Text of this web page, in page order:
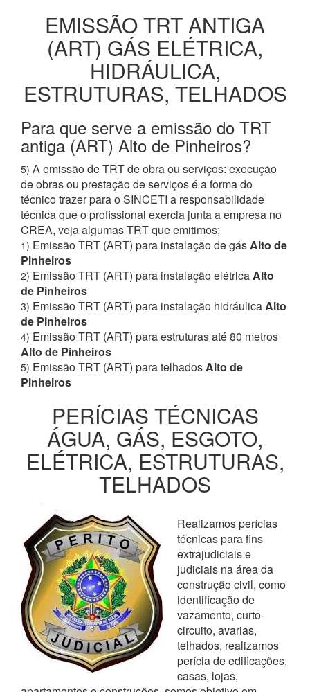
EMISSÃO TRT ANTIGA
(ART) GÁS ELÉTRICA,
HIDRÁULICA,
ESTRUTURAS, TELHADOS
Para que serve a emissão do TRT
antiga (ART) Alto de Pinheiros?
5) A emissão de TRT de obra ou serviços: execução
de obras ou prestação de serviços é a forma do
técnico trazer para o SINCETI a responsabilidade
técnica que o profissional exercia junta a empresa no
CREA, veja algumas TRT que emitimos;
1) Emissão TRT (ART) para instalação de gásAlto de
Pinheiros
2) Emissão TRT (ART) para instalação elétricaAlto
de Pinheiros
3) Emissão TRT (ART) para instalação hidráulicaAlto
de Pinheiros
4) Emissão TRT (ART) para estruturas até 80 metros
Alto de Pinheiros
5) Emissão TRT (ART) para telhadosAlto de
Pinheiros
PERÍCIAS TÉCNICAS
ÁGUA, GÁS, ESGOTO,
ELÉTRICA, ESTRUTURAS,
TELHADOS
Realizamos perícias
técnicas para fins
extrajudiciais e
judiciais na área da
construção civil, como
identificação de
vazamento, curto-
circuito, avarias,
telhados, realizamos
perícia de edificações,
casas, lojas,